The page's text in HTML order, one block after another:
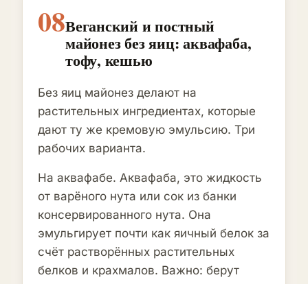
08Веганский и постный
майонез без яиц: аквафаба,
тофу, кешью
Без яиц майонез делают на
растительных ингредиентах, которые
дают ту же кремовую эмульсию. Три
рабочих варианта.
На аквафабе. Аквафаба, это жидкость
от варёного нута или сок из банки
консервированного нута. Она
эмульгирует почти как яичный белок за
счёт растворённых растительных
белков и крахмалов. Важно: берут